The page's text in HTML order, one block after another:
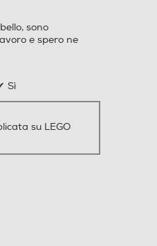
sono
e spero ne
Sì
su LEGO